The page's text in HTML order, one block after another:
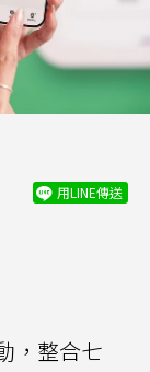
用LINE傳送
，整合七